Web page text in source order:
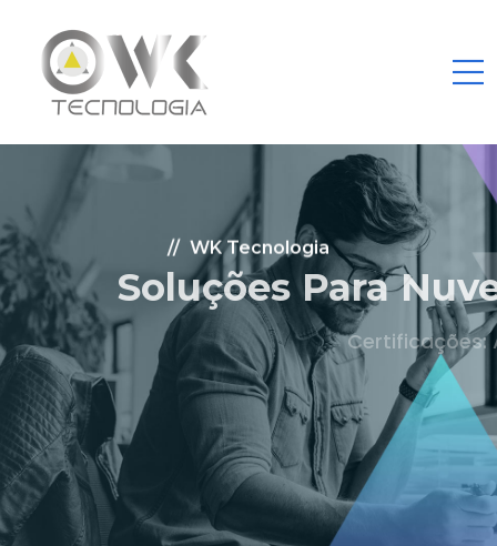
WK Tecnologia
Soluções Para Nuvem.
Certificações: AWS Partner, Microsoft Gold
Fale Conosco